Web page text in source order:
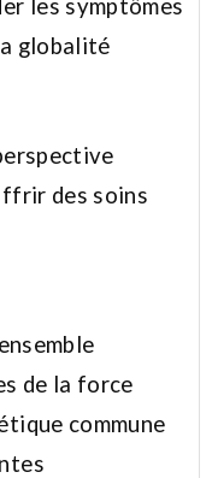
les symptômes
globalité
des soins
de la force
commune